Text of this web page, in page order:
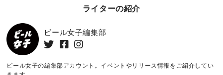
ライターの紹介
ビール女子編集部
ビール女子の編集部アカウント。イベントやリリース情報をご紹介してい